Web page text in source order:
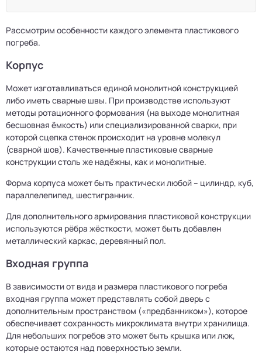
Рассмотрим особенности каждого элемента пластикового
погреба.
Корпус
Может изготавливаться единой монолитной конструкцией
либо иметь сварные швы. При производстве используют
методы ротационного формования (на выходе монолитная
бесшовная ёмкость) или специализированной сварки, при
которой сцепка стенок происходит на уровне молекул
(сварной шов). Качественные пластиковые сварные
конструкции столь же надёжны, как и монолитные.
Форма корпуса может быть практически любой – цилиндр, куб,
параллелепипед, шестигранник.
Для дополнительного армирования пластиковой конструкции
используются рёбра жёсткости, может быть добавлен
металлический каркас, деревянный пол.
Входная группа
В зависимости от вида и размера пластикового погреба
входная группа может представлять собой дверь с
дополнительным пространством («предбанником»), которое
обеспечивает сохранность микроклимата внутри хранилища.
Для небольших погребов это может быть крышка или люк,
которые остаются над поверхностью земли.